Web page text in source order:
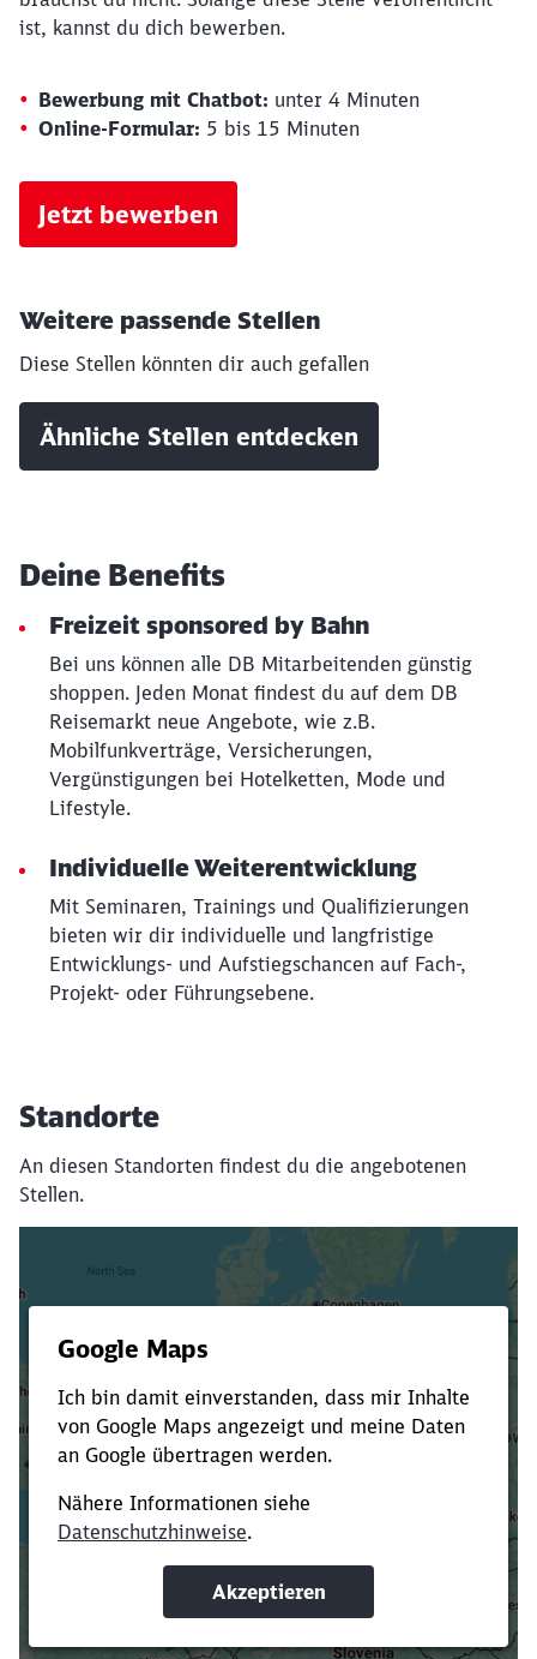
ist, kannst du dich bewerben.
Bewerbung mit Chatbot: unter 4 Minuten
Online-Formular: 5 bis 15 Minuten
Jetzt bewerben
Weitere passende Stellen
Diese Stellen könnten dir auch gefallen
Ähnliche Stellen entdecken
Deine Benefits
Freizeit sponsored by Bahn
Bei uns können alle DB Mitarbeitenden günstig
shoppen. Jeden Monat findest du auf dem DB
Reisemarkt neue Angebote, wie z.B.
Mobilfunkverträge, Versicherungen,
Vergünstigungen bei Hotelketten, Mode und
Lifestyle.
Individuelle Weiterentwicklung
Mit Seminaren, Trainings und Qualifizierungen
bieten wir dir individuelle und langfristige
Entwicklungs- und Aufstiegschancen auf Fach-,
Projekt- oder Führungsebene.
Standorte
An diesen Standorten findest du die angebotenen
Stellen.
Verkürze die Ladezeit, indem du Suchbegriffe
oder Filter hinzufügst.
Suchbegriffe eingeben
Möchten Sie zu
werden?
Abbrechen